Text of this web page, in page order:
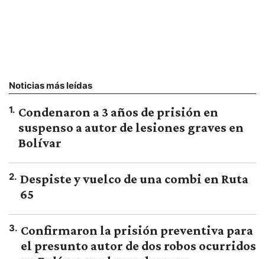
Noticias más leídas
1. Condenaron a 3 años de prisión en
suspenso a autor de lesiones graves en
Bolívar
2. Despiste y vuelco de una combi en Ruta
65
3. Confirmaron la prisión preventiva para
el presunto autor de dos robos ocurridos